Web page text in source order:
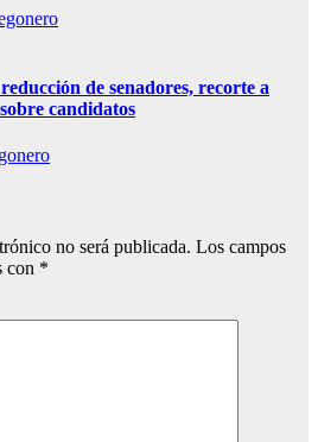
de senadores, recorte a
candidatos
no será publicada. Los campos
con *